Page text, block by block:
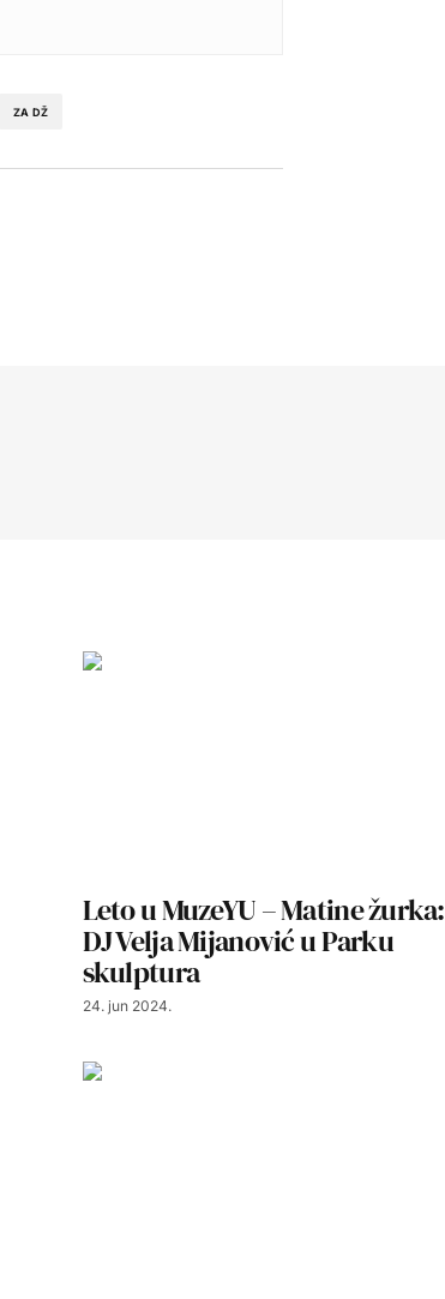
ZA DŽ
Leto u MuzeYU – Matine žurka:
DJ Velja Mijanović u Parku
skulptura
24. jun 2024.